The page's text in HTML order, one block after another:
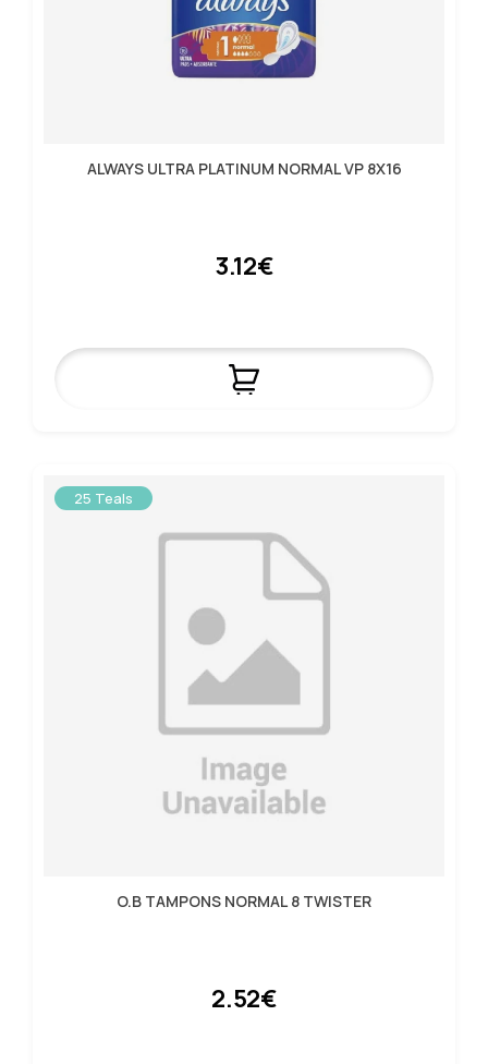
ALWAYS ULTRA PLATINUM NORMAL VP 8X16
3.12€
25 Teals
O.B TAMPONS NORMAL 8 TWISTER
2.52€